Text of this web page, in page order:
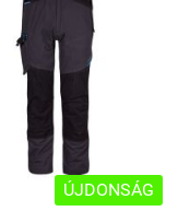
ÚJDONSÁG